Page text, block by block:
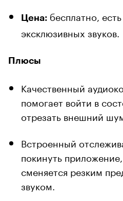
Цена: бесплатно,
эксклюзивных звуков.
Плюсы
Качественный
помогает войти в
отрезать внешний
Встроенный
покинуть
сменяется резким
звуком.